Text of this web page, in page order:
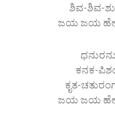
ಶಿವ-ಶಿವ-
ಜಯ ಜಯ ಹೇ
ಕನಕ-
ಕೃತ-
ಜಯ ಜಯ ಹೇ